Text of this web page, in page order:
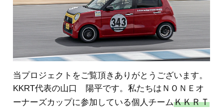
当プロジェクトをご覧頂きありがとうございます。
KKRT代表の山口 陽平です。私たちはＮＯＮＥオ
ーナーズカップに参加している個人チームＫＫＲＴ